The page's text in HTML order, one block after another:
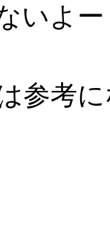
いよー
参考